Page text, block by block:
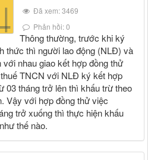
Đã xem: 3469
Phản hồi: 0
Thông thường, trước khi ký
thức thì người lao động (NLĐ) và
nhau giao kết hợp đồng thử
TNCN với NLĐ ký kết hợp
03 tháng trở lên thì khấu trừ theo
Vậy với hợp đồng thử việc
trở xuống thì thực hiện khấu
thế nào.